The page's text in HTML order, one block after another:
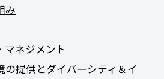
み
マネジメント
の提供とダイバーシティ＆イ